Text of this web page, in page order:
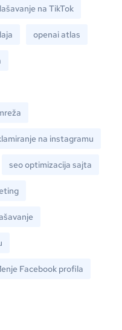
na TikTok
openai atlas
na instagramu
seo optimizacija sajta
Facebook profila